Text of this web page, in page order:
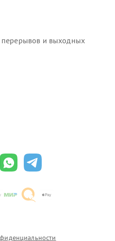
и выходных